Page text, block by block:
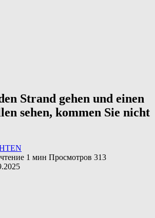
Strand gehen und einen
sehen, kommen Sie nicht
1 мин Просмотров 313